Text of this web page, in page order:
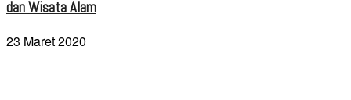
dan Wisata Alam
23 Maret 2020